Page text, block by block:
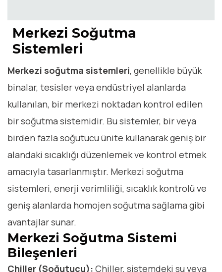
Merkezi Soğutma
Sistemleri
Merkezi soğutma sistemleri, genellikle büyük
binalar, tesisler veya endüstriyel alanlarda
kullanılan, bir merkezi noktadan kontrol edilen
bir soğutma sistemidir. Bu sistemler, bir veya
birden fazla soğutucu ünite kullanarak geniş bir
alandaki sıcaklığı düzenlemek ve kontrol etmek
amacıyla tasarlanmıştır. Merkezi soğutma
sistemleri, enerji verimliliği, sıcaklık kontrolü ve
geniş alanlarda homojen soğutma sağlama gibi
avantajlar sunar.
Merkezi Soğutma Sistemi
Bileşenleri
Chiller (Soğutucu): Chiller, sistemdeki su veya